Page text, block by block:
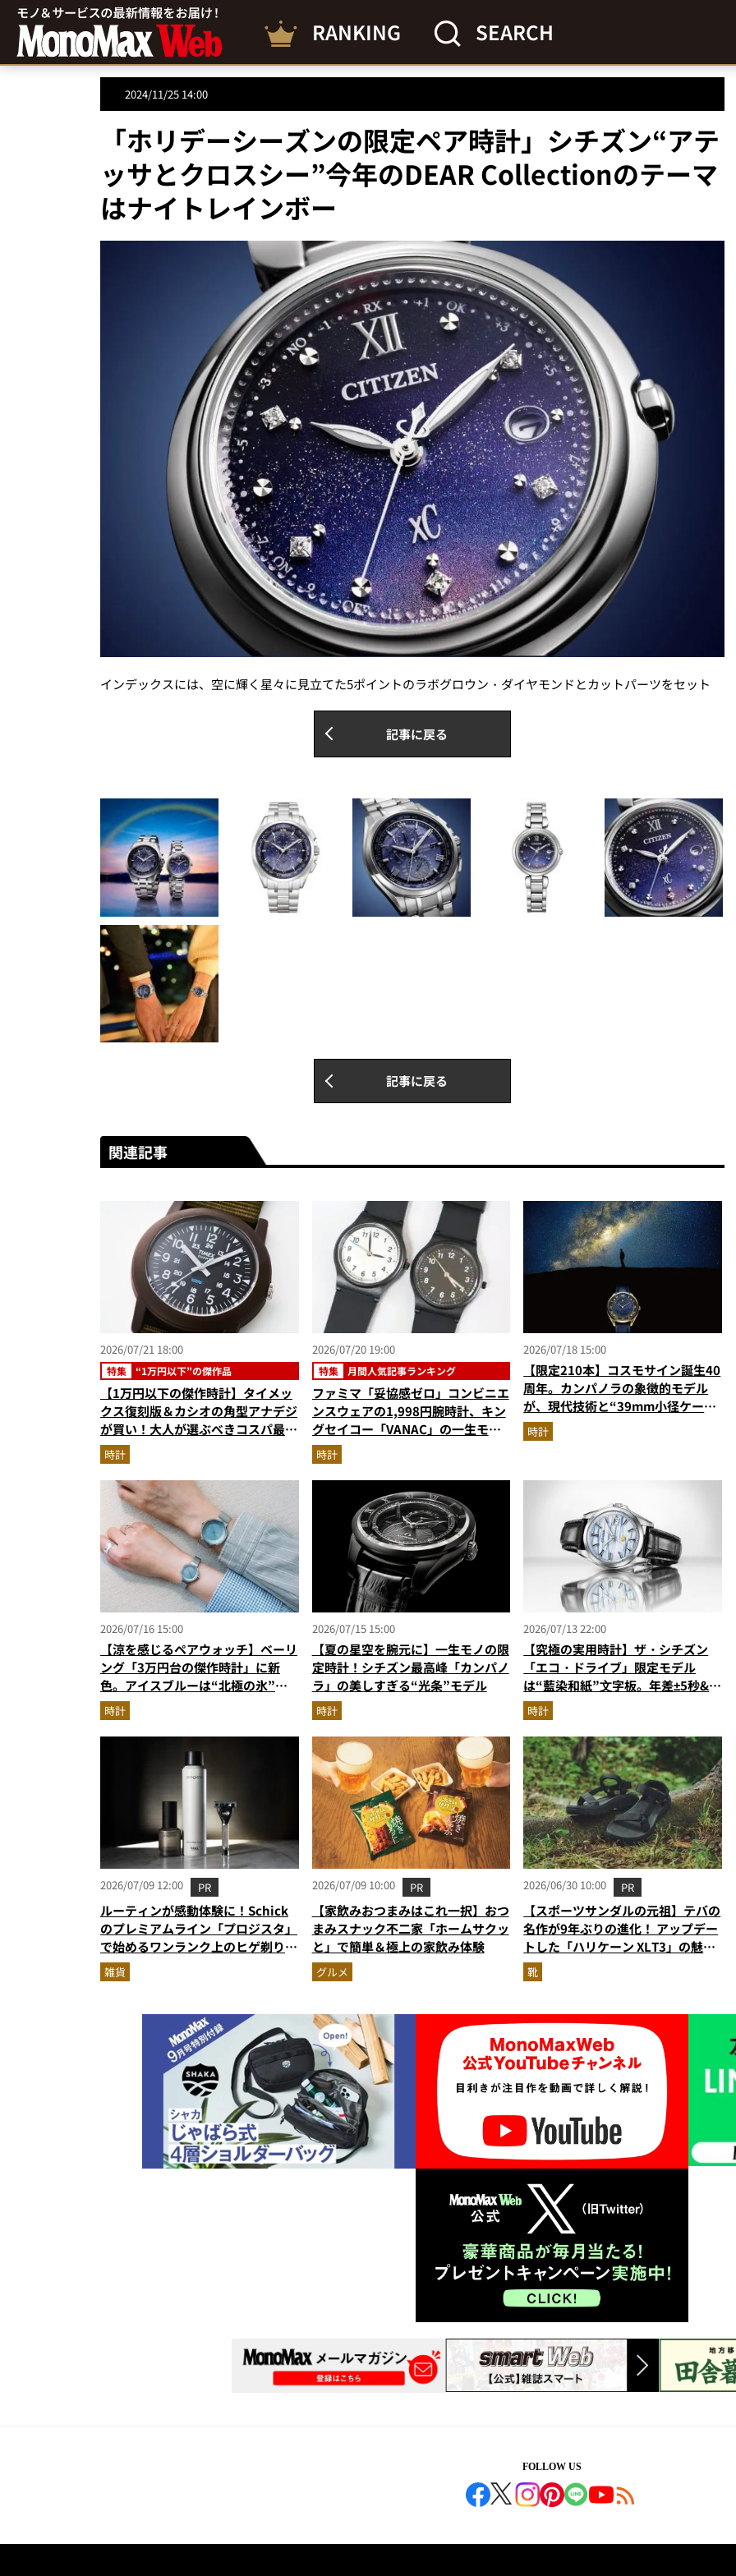
RANKING SEARCH
2024/11/25 14:00
「ホリデーシーズンの限定ペア時計」シチズン“アテ
ッサとクロスシー”今年のDEAR Collectionのテーマ
はナイトレインボー
インデックスには、空に輝く星々に見立てた5ポイントのラボグロウン・ダイヤモンドとカットパーツをセット
記事に戻る
記事に戻る
関連記事
2026/07/21 18:00
特集 “1万円以下”の傑作品
【1万円以下の傑作時計】タイメッ
クス復刻版＆カシオの角型アナデジ
が買い！大人が選ぶべきコスパ最強
モデルを徹底解説
時計
2026/07/20 19:00
特集 月間人気記事ランキング
ファミマ「妥協感ゼロ」コンビニエ
ンスウェアの1,998円腕時計、キン
グセイコー「VANAC」の一生モ
ノ…ほか【時計の人気記事ランキン
グベスト3】（2026年6月版）
時計
2026/07/18 15:00
【限定210本】コスモサイン誕生40
周年。カンパノラの象徴的モデル
が、現代技術と“39mm小径ケー
ス”でアップデート！
時計
2026/07/16 15:00
【涼を感じるペアウォッチ】ベーリ
ング「3万円台の傑作時計」に新
色。アイスブルーは“北極の氷”を
思わせる美しさ
時計
2026/07/15 15:00
【夏の星空を腕元に】一生モノの限
定時計！シチズン最高峰「カンパノ
ラ」の美しすぎる“光条”モデル
時計
2026/07/13 22:00
【究極の実用時計】ザ・シチズン
「エコ・ドライブ」限定モデル
は“藍染和紙”⽂字板。年差±5秒&永
久カレンダー搭載の一生モノ
時計
2026/07/09 12:00 PR
ルーティンが感動体験に！Schick
のプレミアムライン「プロジスタ」
で始めるワンランク上のヒゲ剃り習
慣
雑貨
2026/07/09 10:00 PR
【家飲みおつまみはこれ一択】おつ
まみスナック不二家「ホームサクッ
と」で簡単＆極上の家飲み体験
グルメ
2026/06/30 10:00 PR
【スポーツサンダルの元祖】テバの
名作が9年ぶりの進化！ アップデー
トした「ハリケーン XLT3」の魅力
を識者があらゆる角度から徹底解
説！
靴
FOLLOW US